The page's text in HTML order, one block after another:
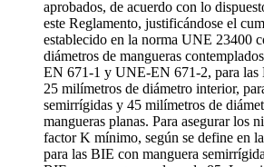
aprobados, de acuerdo con lo
este Reglamento, justificándose el
establecido en la norma UNE 23400
diámetros de mangueras
EN 671-1 y UNE-EN 671-2, para las
25 milímetros de diámetro interior,
semirrígidas y 45 milímetros de
mangueras planas. Para asegurar los
factor K mínimo, según se define en
para las BIE con manguera